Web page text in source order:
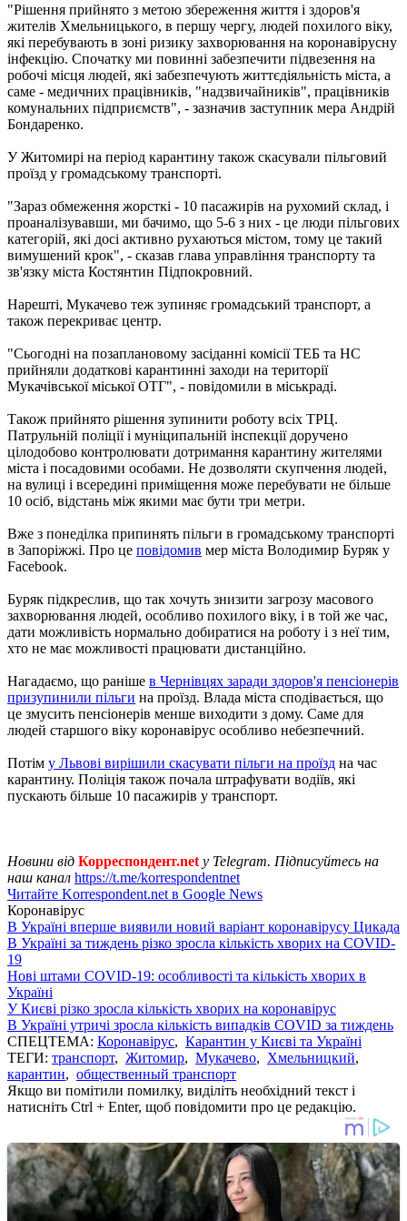
"Рішення прийнято з метою збереження життя і здоров'я
жителів Хмельницького, в першу чергу, людей похилого віку,
які перебувають в зоні ризику захворювання на коронавірусну
інфекцію. Спочатку ми повинні забезпечити підвезення на
робочі місця людей, які забезпечують життєдіяльність міста, а
саме - медичних працівників, "надзвичайників", працівників
комунальних підприємств", - зазначив заступник мера Андрій
Бондаренко.
У Житомирі на період карантину також скасували пільговий
проїзд у громадському транспорті.
"Зараз обмеження жорсткі - 10 пасажирів на рухомий склад, і
проаналізувавши, ми бачимо, що 5-6 з них - це люди пільгових
категорій, які досі активно рухаються містом, тому це такий
вимушений крок", - сказав глава управління транспорту та
зв'язку міста Костянтин Підпокровний.
Нарешті, Мукачево теж зупиняє громадський транспорт, а
також перекриває центр.
"Сьогодні на позаплановому засіданні комісії ТЕБ та НС
прийняли додаткові карантинні заходи на території
Мукачівської міської ОТГ", - повідомили в міськраді.
Також прийнято рішення зупинити роботу всіх ТРЦ.
Патрульній поліції і муніципальній інспекції доручено
цілодобово контролювати дотримання карантину жителями
міста і посадовими особами. Не дозволяти скупчення людей,
на вулиці і всередині приміщення може перебувати не більше
10 осіб, відстань між якими має бути три метри.
Вже з понеділка припинять пільги в громадському транспорті
в Запоріжжі. Про це повідомив мер міста Володимир Буряк у
Facebook.
Буряк підкреслив, що так хочуть знизити загрозу масового
захворювання людей, особливо похилого віку, і в той же час,
дати можливість нормально добиратися на роботу і з неї тим,
хто не має можливості працювати дистанційно.
Нагадаємо, що раніше в Чернівцях заради здоров'я пенсіонерів
призупинили пільги на проїзд. Влада міста сподівається, що
це змусить пенсіонерів менше виходити з дому. Саме для
людей старшого віку коронавірус особливо небезпечний.
Потім у Львові вирішили скасувати пільги на проїзд на час
карантину. Поліція також почала штрафувати водіїв, які
пускають більше 10 пасажирів у транспорт.
Новини від Корреспондент.net у Telegram. Підписуйтесь на
наш канал https://t.me/korrespondentnet
Читайте Korrespondent.net в Google News
Коронавірус
В Україні вперше виявили новий варіант коронавірусу Цикада
В Україні за тиждень різко зросла кількість хворих на COVID-
19
Нові штами COVID-19: особливості та кількість хворих в
Україні
У Києві різко зросла кількість хворих на коронавірус
В Україні утричі зросла кількість випадків COVID за тиждень
СПЕЦТЕМА: Коронавірус, Карантин у Києві та Україні
ТЕГИ: транспорт, Житомир, Мукачево, Хмельницкий,
карантин, общественный транспорт
Якщо ви помітили помилку, виділіть необхідний текст і
натисніть Ctrl + Enter, щоб повідомити про це редакцію.